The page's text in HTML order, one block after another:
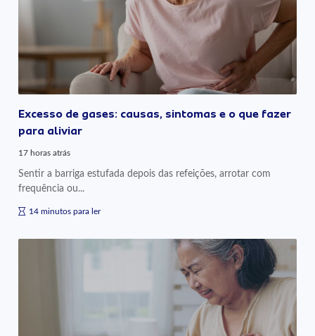
Excesso de gases: causas, sintomas e o que fazer
para aliviar
17 horas atrás
Sentir a barriga estufada depois das refeições, arrotar com
frequência ou...
14 minutos para ler